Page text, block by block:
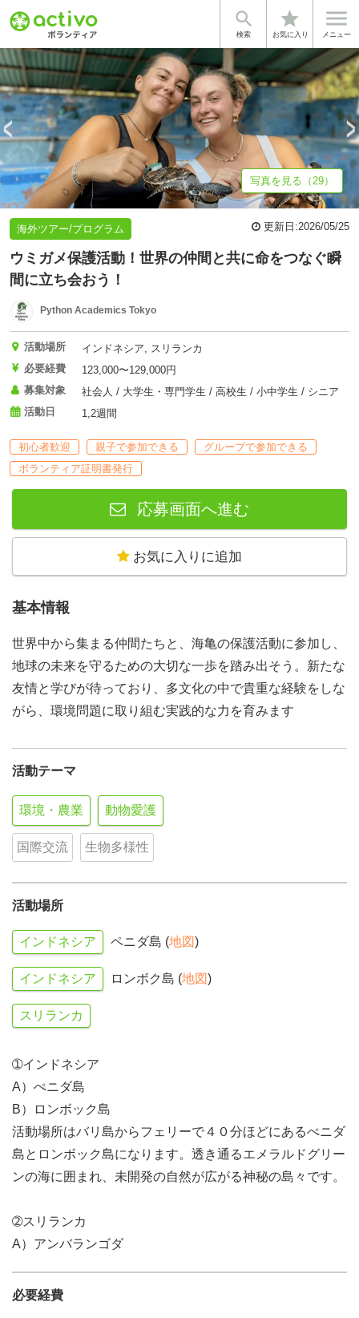

検索
star
お気に入り

メニュー
基本情報 募集詳細 体験談・雰囲気 団体
写真を見る（29）
海外ツアー/プログラム 更新日:2026/05/25
ウミガメ保護活動！世界の仲間と共に命をつなぐ瞬
間に立ち会おう！
Python Academics Tokyo
活動場所
インドネシア, スリランカ
必要経費
123,000〜129,000円
募集対象
社会人 / 大学生・専門学生 / 高校生 / 小中学生 / シニア
活動日
1,2週間
初心者歓迎 親子で参加できる
グループで参加できる
ボランティア証明書発行
応募画面へ進む
お気に入りに追加
基本情報
世界中から集まる仲間たちと、海亀の保護活動に参加し、
地球の未来を守るための大切な一歩を踏み出そう。新たな
友情と学びが待っており、多文化の中で貴重な経験をしな
がら、環境問題に取り組む実践的な力を育みます
活動テーマ
環境・農業 動物愛護
国際交流 生物多様性
活動場所
インドネシア ペニダ島 (地図)
インドネシア ロンボク島 (地図)
スリランカ
➀インドネシア
A）ぺニダ島
B）ロンボック島
活動場所はバリ島からフェリーで４０分ほどにあるぺニダ
島とロンボック島になります。透き通るエメラルドグリー
ンの海に囲まれ、未開発の自然が広がる神秘の島々です。
➁スリランカ
A）アンバランゴダ
必要経費